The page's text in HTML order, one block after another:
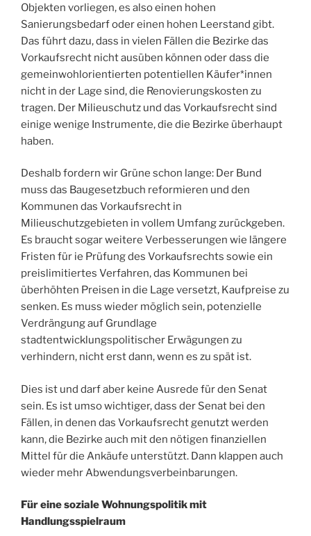
Objekten vorliegen, es also einen hohen
Sanierungsbedarf oder einen hohen Leerstand gibt.
Das führt dazu, dass in vielen Fällen die Bezirke das
Vorkaufsrecht nicht ausüben können oder dass die
gemeinwohlorientierten potentiellen Käufer*innen
nicht in der Lage sind, die Renovierungskosten zu
tragen. Der Milieuschutz und das Vorkaufsrecht sind
einige wenige Instrumente, die die Bezirke überhaupt
haben.
Deshalb fordern wir Grüne schon lange: Der Bund
muss das Baugesetzbuch reformieren und den
Kommunen das Vorkaufsrecht in
Milieuschutzgebieten in vollem Umfang zurückgeben.
Es braucht sogar weitere Verbesserungen wie längere
Fristen für ie Prüfung des Vorkaufsrechts sowie ein
preislimitiertes Verfahren, das Kommunen bei
überhöhten Preisen in die Lage versetzt, Kaufpreise zu
senken. Es muss wieder möglich sein, potenzielle
Verdrängung auf Grundlage
stadtentwicklungspolitischer Erwägungen zu
verhindern, nicht erst dann, wenn es zu spät ist.
Dies ist und darf aber keine Ausrede für den Senat
sein. Es ist umso wichtiger, dass der Senat bei den
Fällen, in denen das Vorkaufsrecht genutzt werden
kann, die Bezirke auch mit den nötigen finanziellen
Mittel für die Ankäufe unterstützt. Dann klappen auch
wieder mehr Abwendungsverbeinbarungen.
Für eine soziale Wohnungspolitik mit
Handlungsspielraum